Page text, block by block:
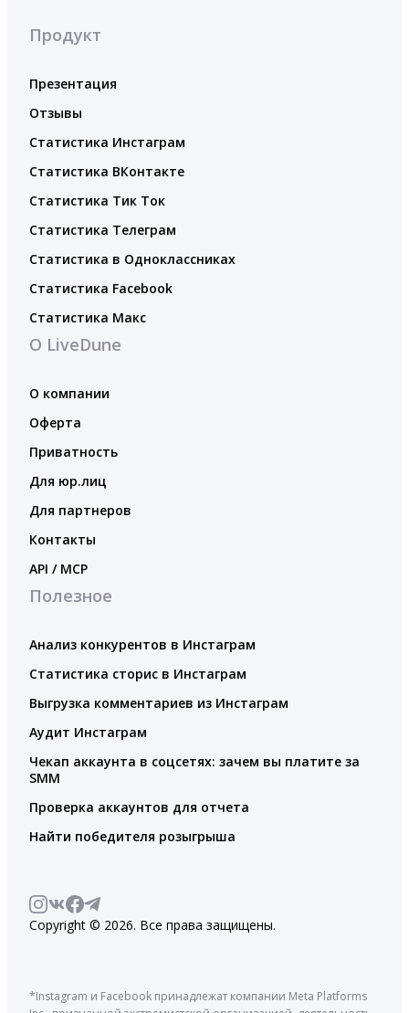
Продукт
Презентация
Отзывы
Статистика Инстаграм
Статистика ВКонтакте
Статистика Тик Ток
Статистика Телеграм
Статистика в Одноклассниках
Статистика Facebook
Статистика Макс
О LiveDune
О компании
Оферта
Приватность
Для юр.лиц
Для партнеров
Контакты
API / MCP
Полезное
Анализ конкурентов в Инстаграм
Статистика сторис в Инстаграм
Выгрузка комментариев из Инстаграм
Аудит Инстаграм
Чекап аккаунта в соцсетях: зачем вы платите за
SMM
Проверка аккаунтов для отчета
Найти победителя розыгрыша
Copyright © 2026. Все права защищены.
*Instagram и Facebook принадлежат компании Meta Platforms